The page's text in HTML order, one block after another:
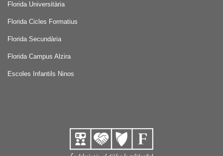
Florida Universitària
Florida Cicles Formatius
Florida Secundària
Florida Campus Alzira
Escoles Infantils Ninos